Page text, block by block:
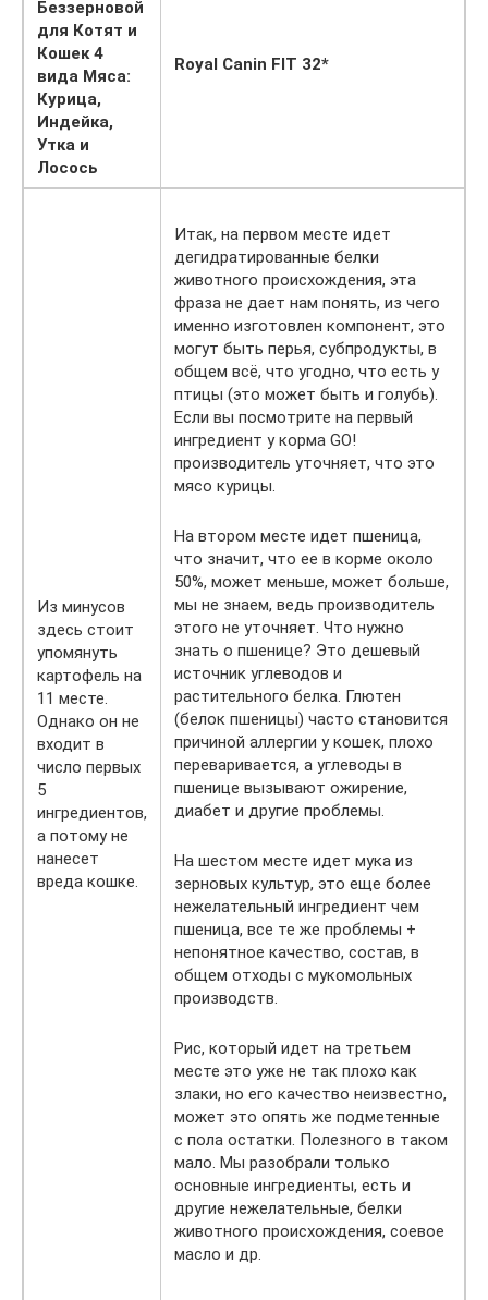
Беззерновой
для Котят и
Кошек 4
вида Мяса:
Курица,
Индейка,
Утка и
Лосось
Royal Canin FIT 32*
Из минусов
здесь стоит
упомянуть
картофель на
11 месте.
Однако он не
входит в
число первых
5
ингредиентов,
а потому не
нанесет
вреда кошке.
Итак, на первом месте идет
дегидратированные белки
животного происхождения, эта
фраза не дает нам понять, из чего
именно изготовлен компонент, это
могут быть перья, субпродукты, в
общем всё, что угодно, что есть у
птицы (это может быть и голубь).
Если вы посмотрите на первый
ингредиент у корма GO!
производитель уточняет, что это
мясо курицы.
На втором месте идет пшеница,
что значит, что ее в корме около
50%, может меньше, может больше,
мы не знаем, ведь производитель
этого не уточняет. Что нужно
знать о пшенице? Это дешевый
источник углеводов и
растительного белка. Глютен
(белок пшеницы) часто становится
причиной аллергии у кошек, плохо
переваривается, а углеводы в
пшенице вызывают ожирение,
диабет и другие проблемы.
На шестом месте идет мука из
зерновых культур, это еще более
нежелательный ингредиент чем
пшеница, все те же проблемы +
непонятное качество, состав, в
общем отходы с мукомольных
производств.
Рис, который идет на третьем
месте это уже не так плохо как
злаки, но его качество неизвестно,
может это опять же подметенные
с пола остатки. Полезного в таком
мало. Мы разобрали только
основные ингредиенты, есть и
другие нежелательные, белки
животного происхождения, соевое
масло и др.